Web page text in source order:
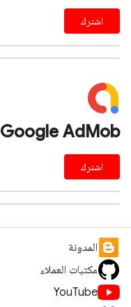
اشترك
Google AdMob
اشترك
المدونة
مكتبات العملاء
YouTube